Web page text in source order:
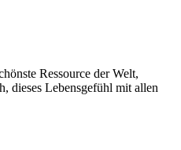
Ressource der Welt,
dieses Lebensgefühl mit allen